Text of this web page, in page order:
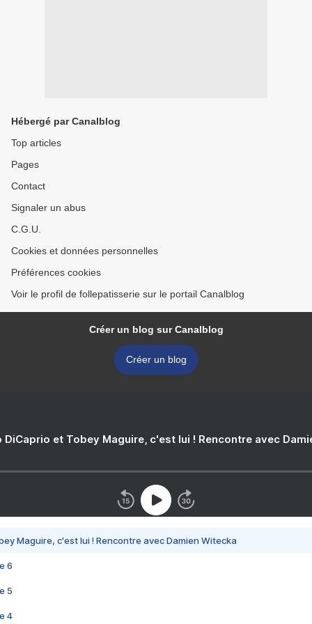
Hébergé par Canalblog
Top articles
Pages
Contact
Signaler un abus
C.G.U.
Cookies et données personnelles
Préférences cookies
Voir le profil de follepatisserie sur le portail Canalblog
Créer un blog sur Canalblog
Créer un blog
DiCaprio et Tobey Maguire, c'est lui ! Rencontre avec
Maguire, c'est lui ! Rencontre avec Damien Witecka
6
5
4